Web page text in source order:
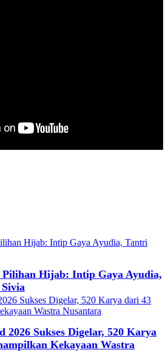
Pilihan Hijab: Intip Gaya Ayudia,
2026 Sukses Digelar, 520 Karya
Kekayaan Wastra